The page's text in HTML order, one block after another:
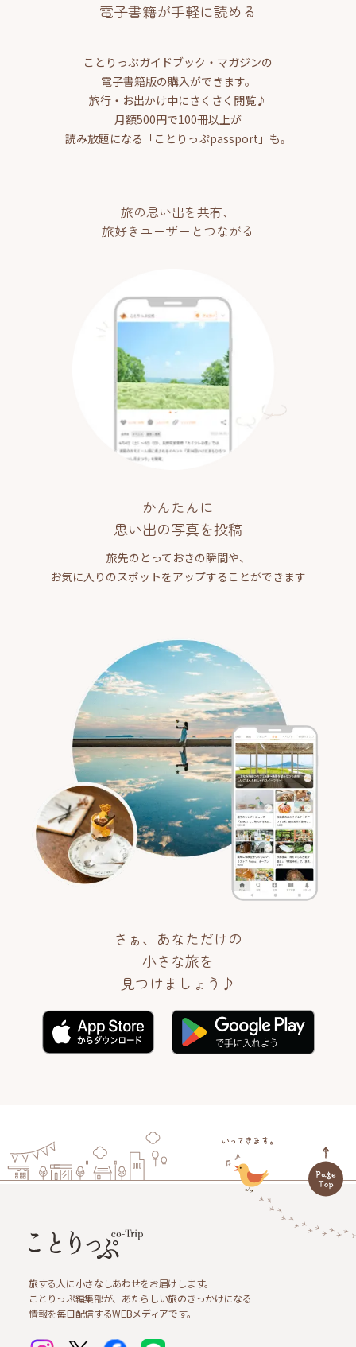
電子書籍が手軽に読める
ことりっぷガイドブック・マガジンの
電子書籍版の購入ができます。
旅行・お出かけ中にさくさく閲覧♪
月額500円で100冊以上が
読み放題になる「ことりっぷpassport」も。
旅の思い出を共有、
旅好きユーザーとつながる
かんたんに
思い出の写真を投稿
旅先のとっておきの瞬間や、
お気に入りのスポットをアップすることができます
さぁ、あなただけの
小さな旅を
見つけましょう♪
旅する人に小さなしあわせをお届けします。
ことりっぷ編集部が、あたらしい旅のきっかけになる
情報を毎日配信するWEBメディアです。